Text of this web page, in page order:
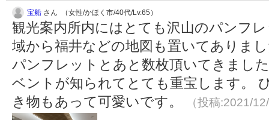
宝船 さん （女性/かほく市/40代/Lv.65）
観光案内所内にはとても沢山のパンフ
域から福井などの地図も置いてありま
パンフレットとあと数枚頂いてきまし
ベントが知られてとても重宝します。
き物もあって可愛いです。
（投稿:2021/